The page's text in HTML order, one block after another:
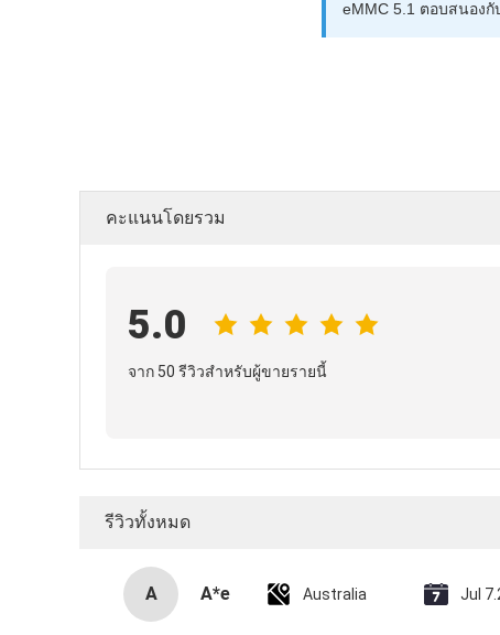
eMMC 5.1 ตอบสนอง
คะแนนโดยรวม
5.0
จาก 50 รีวิวสำหรับผู้ขายรายนี้
รีวิวทั้งหมด
A A*e Australia Jul